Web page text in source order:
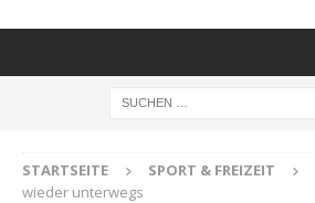
STARTSEITE SPORT & FREIZEIT
wieder unterwegs